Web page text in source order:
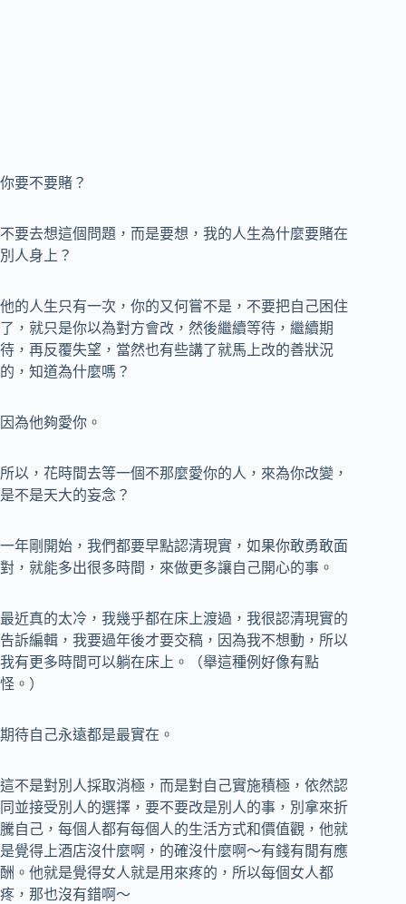
你要不要賭？
不要去想這個問題，而是要想，我的人生為什麼要賭在
別人身上？
他的人生只有一次，你的又何嘗不是，不要把自己困住
了，就只是你以為對方會改，然後繼續等待，繼續期
待，再反覆失望，當然也有些講了就馬上改的善狀況
的，知道為什麼嗎？
因為他夠愛你。
所以，花時間去等一個不那麼愛你的人，來為你改變，
是不是天大的妄念？
一年剛開始，我們都要早點認清現實，如果你敢勇敢面
對，就能多出很多時間，來做更多讓自己開心的事。
最近真的太冷，我幾乎都在床上渡過，我很認清現實的
告訴編輯，我要過年後才要交稿，因為我不想動，所以
我有更多時間可以躺在床上。（舉這種例好像有點
怪。）
期待自己永遠都是最實在。
這不是對別人採取消極，而是對自己實施積極，依然認
同並接受別人的選擇，要不要改是別人的事，別拿來折
騰自己，每個人都有每個人的生活方式和價值觀，他就
是覺得上酒店沒什麼啊，的確沒什麼啊～有錢有閒有應
酬。他就是覺得女人就是用來疼的，所以每個女人都
疼，那也沒有錯啊～